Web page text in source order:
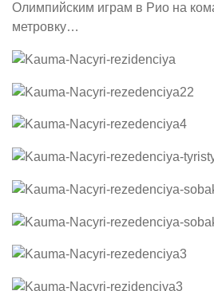
Олимпийским играм в Рио на
метровку…